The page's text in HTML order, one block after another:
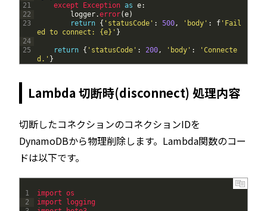
21
22
23
24
25
except
Exception as e:
logger.error(e)
return { 'statusCode' : 500, 'body' : f 'Fail
ed to connect: {e}' }
return { 'statusCode' : 200, 'body' :
'Connecte
d.' }
Lambda 切断時(disconnect) 処理内容
切断したコネクションのコネクションIDを
DynamoDBから物理削除します。Lambda関数のコー
ドは以下です。
1
2
import os
import
logging